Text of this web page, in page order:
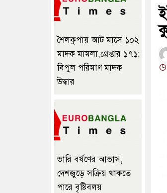
শৈলকুপায় আট মাসে ১০২
মাদক মামলা,গ্রেপ্তার ১৭১;
বিপুল পরিমাণ মাদক
উদ্ধার
ভারি বর্ষণের আভাস,
দেশজুড়ে সক্রিয় থাকতে
পারে বৃষ্টিবলয়